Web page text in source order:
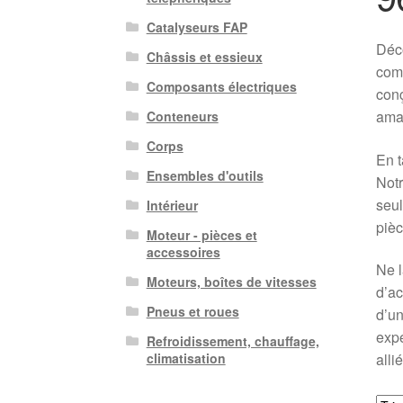
En
Ne
Catalyseurs FAP
Châssis et essieux
Composants électriques
Conteneurs
Corps
Ensembles d'outils
Intérieur
Moteur - pièces et
accessoires
Moteurs, boîtes de vitesses
Pneus et roues
Refroidissement, chauffage,
climatisation